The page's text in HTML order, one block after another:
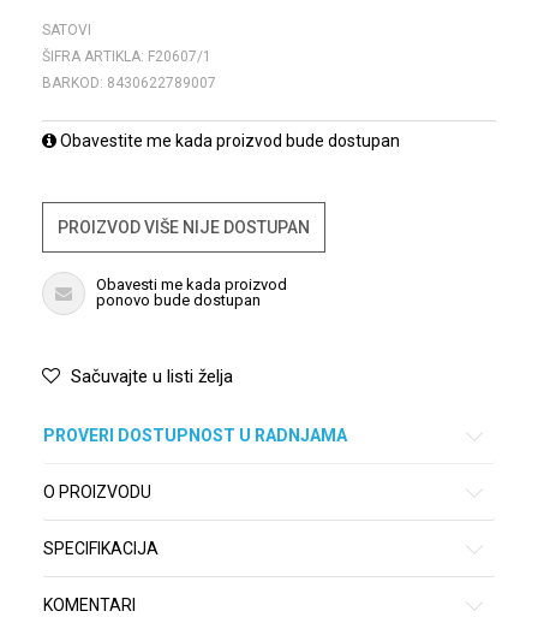
SATOVI
ŠIFRA ARTIKLA: F20607/1
BARKOD: 8430622789007
Obavestite me kada proizvod bude dostupan
PROIZVOD VIŠE NIJE DOSTUPAN
Obavesti me kada proizvod
ponovo bude dostupan
Sačuvajte u listi želja
PROVERI DOSTUPNOST U RADNJAMA
O PROIZVODU
SPECIFIKACIJA
KOMENTARI